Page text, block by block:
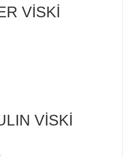
VİSKİ
VİSKİ